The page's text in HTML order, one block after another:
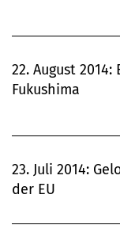
22. August
Fukushima
23. Juli 2014:
der EU